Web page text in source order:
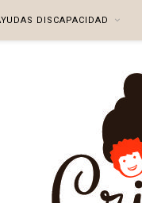
DISCAPACIDAD